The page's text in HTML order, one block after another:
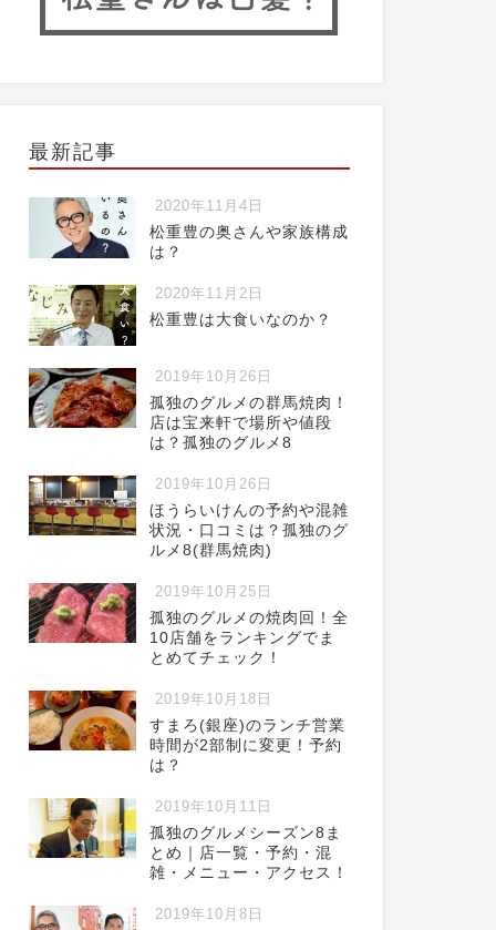
最新記事
2020年11月4日
松重豊の奥さんや家族構成
は？
2020年11月2日
松重豊は大食いなのか？
2019年10月26日
孤独のグルメの群馬焼肉！
店は宝来軒で場所や値段
は？孤独のグルメ8
2019年10月26日
ほうらいけんの予約や混雑
状況・口コミは？孤独のグ
ルメ8(群馬焼肉)
2019年10月25日
孤独のグルメの焼肉回！全
10店舗をランキングでま
とめてチェック！
2019年10月18日
すまろ(銀座)のランチ営業
時間が2部制に変更！予約
は？
2019年10月11日
孤独のグルメシーズン8ま
とめ｜店一覧・予約・混
雑・メニュー・アクセス！
2019年10月8日